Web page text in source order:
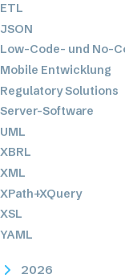
ETL
JSON
Low-Code- und No-
Mobile Entwicklung
Regulatory Solutions
Server-Software
UML
XBRL
XML
XPath+XQuery
XSL
YAML
2026